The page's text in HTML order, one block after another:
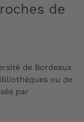
de
de Bordeaux
ou de
par